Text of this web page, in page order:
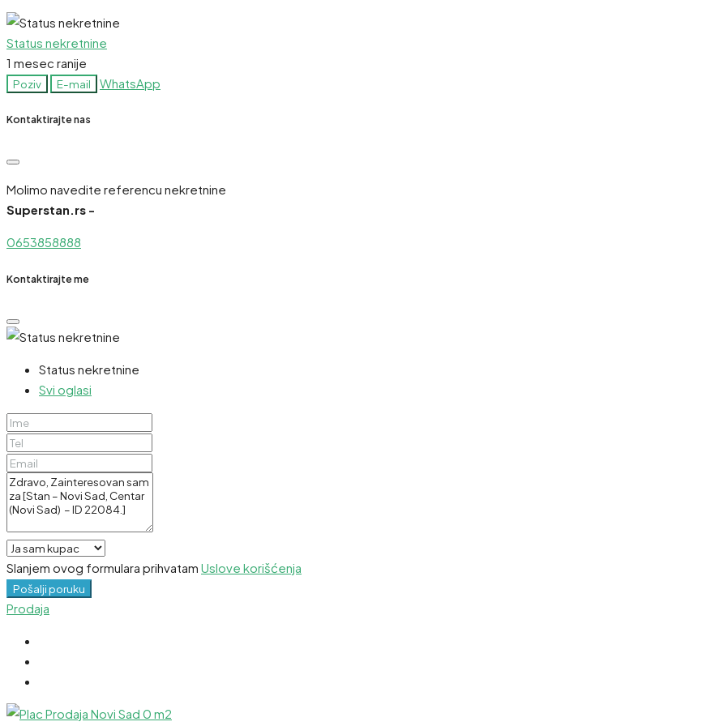
Status nekretnine
1 mesec ranije
Poziv E-mail WhatsApp
Kontaktirajte nas
Molimo navedite referencu nekretnine
Superstan.rs -
0653858888
Kontaktirajte me
Status nekretnine
Svi oglasi
Slanjem ovog formulara prihvatam Uslove korišćenja
Pošalji poruku
Prodaja